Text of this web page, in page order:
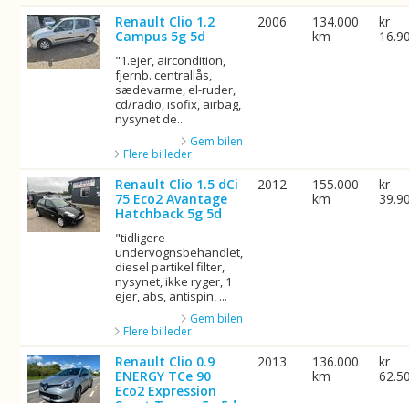
Renault Clio 1.2
Campus 5g 5d
"1.ejer, aircondition,
fjernb. centrallås,
sædevarme, el-ruder,
cd/radio, isofix, airbag,
nysynet de...
Gem bilen
Flere billeder
2006
134.000
km
kr
Renault Clio 1.5 dCi
75 Eco2 Avantage
Hatchback 5g 5d
"tidligere
undervognsbehandlet,
diesel partikel filter,
nysynet, ikke ryger, 1
ejer, abs, antispin, ...
Gem bilen
Flere billeder
2012
155.000
km
kr
Renault Clio 0.9
ENERGY TCe 90
Eco2 Expression
2013
136.000
km
kr